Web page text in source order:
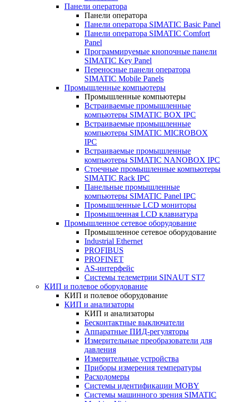
Панели оператора
Панели оператора
Панели оператора SIMATIC Basic Panel
Панели оператора SIMATIC Comfort
Panel
Программируемые кнопочные панели
SIMATIC Key Panel
Переносные панели оператора
SIMATIC Mobile Panels
Промышленные компьютеры
Промышленные компьютеры
Встраиваемые промышленные
компьютеры SIMATIC BOX IPC
Встраиваемые промышленные
компьютеры SIMATIC MICROBOX
IPC
Встраиваемые промышленные
компьютеры SIMATIC NANOBOX IPC
Стоечные промышленные компьютеры
SIMATIC Rack IPC
Панельные промышленные
компьютеры SIMATIC Panel IPC
Промышленные LCD мониторы
Промышленная LCD клавиатура
Промышленное сетевое оборудование
Промышленное сетевое оборудование
Industrial Ethernet
PROFIBUS
PROFINET
AS-интерфейс
Системы телеметрии SINAUT ST7
КИП и полевое оборудование
КИП и полевое оборудование
КИП и анализаторы
КИП и анализаторы
Бесконтактные выключатели
Аппаратные ПИД-регуляторы
Измерительные преобразователи для
давления
Измерительные устройства
Приборы измерения температуры
Расходомеры
Системы идентификации MOBY
Системы машинного зрения SIMATIC